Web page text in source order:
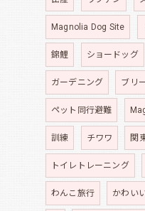
Magnolia Dog Site
錦鯉 ショードッグ
ガーデニング ブリ
ペット同行避難
訓練 チワワ 関
トイレトレーニング
わんこ旅行 かわい